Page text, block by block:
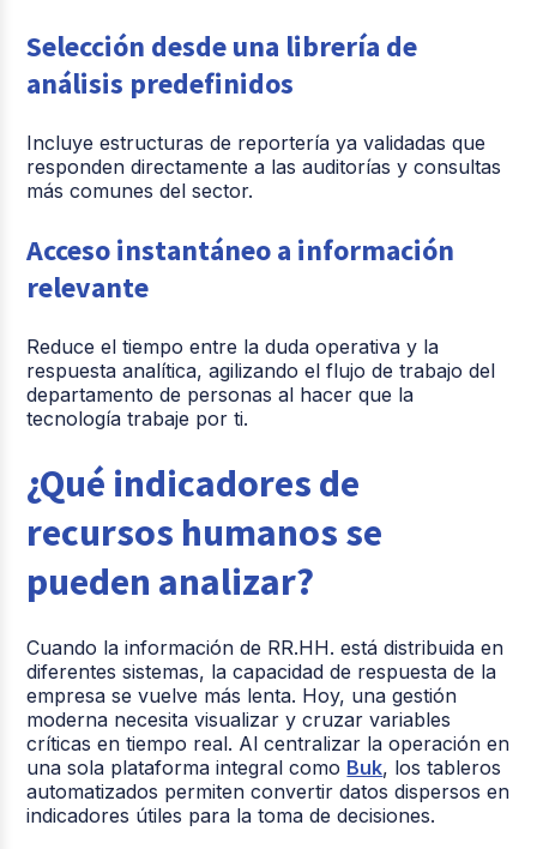
Selección desde una librería de
análisis predefinidos
Incluye estructuras de reportería ya validadas que
responden directamente a las auditorías y consultas
más comunes del sector.
Acceso instantáneo a información
relevante
Reduce el tiempo entre la duda operativa y la
respuesta analítica, agilizando el flujo de trabajo del
departamento de personas al hacer que la
tecnología trabaje por ti.
¿Qué indicadores de
recursos humanos se
pueden analizar?
Cuando la información de RR.HH. está distribuida en
diferentes sistemas, la capacidad de respuesta de la
empresa se vuelve más lenta. Hoy, una gestión
moderna necesita visualizar y cruzar variables
críticas en tiempo real. Al centralizar la operación en
una sola plataforma integral como Buk, los tableros
automatizados permiten convertir datos dispersos en
indicadores útiles para la toma de decisiones.